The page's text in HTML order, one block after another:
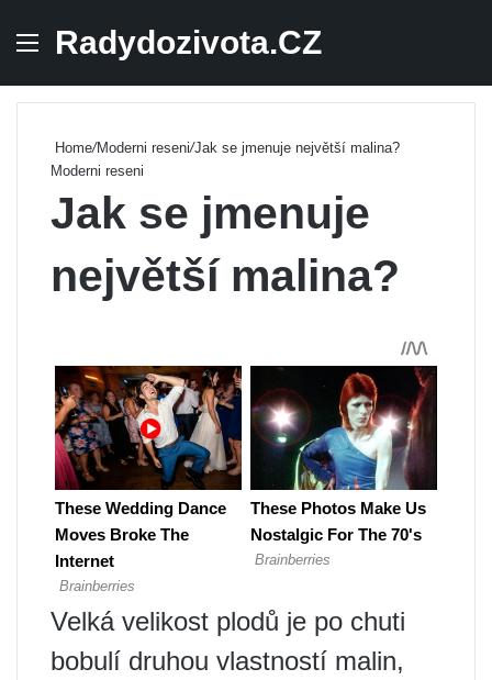
Menu
Radydozivota.CZ
Home/Moderni reseni/Jak se jmenuje největší malina?
Moderni reseni
Jak se jmenuje
největší malina?
Velká velikost plodů je po chuti
bobulí druhou vlastností malin,